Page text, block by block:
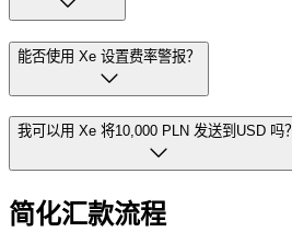
能否使用 Xe 设置费率警报？
我可以用 Xe 将10,000 PLN 发送到USD 吗？
简化汇款流程